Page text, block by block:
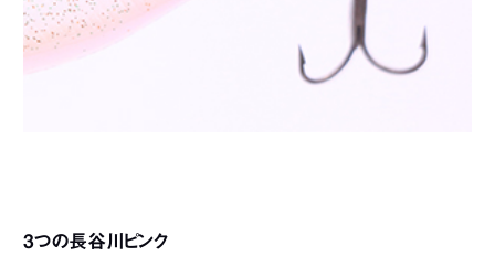
3つの長谷川ピンク